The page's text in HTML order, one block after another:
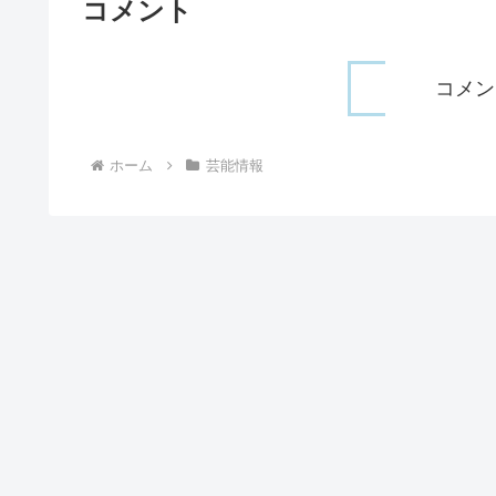
コメント
コメ
ホーム 芸能情報